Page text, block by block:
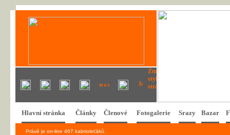
Hlavní stránka Články Členové Fotogalerie Srazy Bazar
Právě je on-line 467 kabrioleťáků.